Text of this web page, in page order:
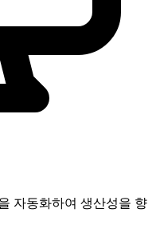
자동화하여 생산성을 향